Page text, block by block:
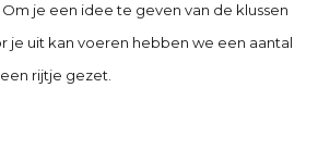
je een idee te geven van de klussen
je uit kan voeren hebben we een aantal
rijtje gezet.